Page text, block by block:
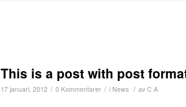
This is a post with post
17 januari, 2012 / 0 Kommentarer / i News / av C A